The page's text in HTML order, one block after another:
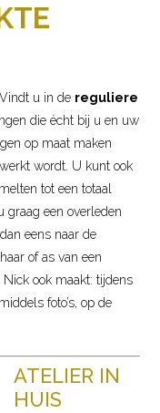
u in de reguliere
die écht bij u en uw
op maat maken
wordt. U kunt ook
tot een totaal
graag een overleden
eens naar de
of as van een
ook maakt: tijdens
foto’s, op de
ATELIER IN
HUIS